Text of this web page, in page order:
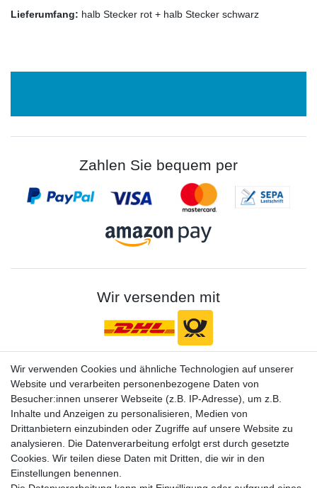
Lieferumfang: halb Stecker rot + halb Stecker schwarz
Zahlen Sie bequem per
Wir versenden mit
Gerne halten wir sie auf dem Laufenden
VORNAME NACHNAME
E-MAIL **
Newsletter
Honig
Hiermit bestätige ich, dass ich die
Einwilligung kann ich jederzeit widerrufen.**
Wir verwenden Cookies und ähnliche Technologien auf unserer
Website und verarbeiten personenbezogene Daten von
Besucher:innen unserer Webseite (z.B. IP-Adresse), um z.B.
Inhalte und Anzeigen zu personalisieren, Medien von
Drittanbietern einzubinden oder Zugriffe auf unsere Website zu
analysieren. Die Datenverarbeitung erfolgt erst durch gesetzte
Cookies. Wir teilen diese Daten mit Dritten, die wir in den
Einstellungen benennen.